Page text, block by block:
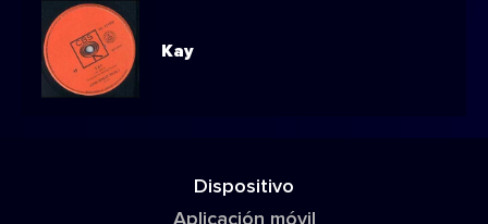
Kay
Dispositivo
Aplicación móvil